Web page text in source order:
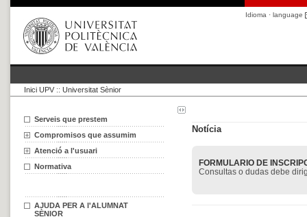
Idioma · language
Inici UPV :: Universitat Sènior
Serveis que prestem
Compromisos que assumim
Atenció a l'usuari
Normativa
AJUDA PER A l'ALUMNAT
SÈNIOR
Notícia
FORMULARIO DE
Consultas o dudas debe